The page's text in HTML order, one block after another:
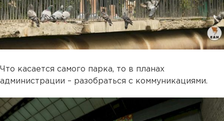
Что касается самого парка, то в планах
администрации – разобраться с коммуникациями.